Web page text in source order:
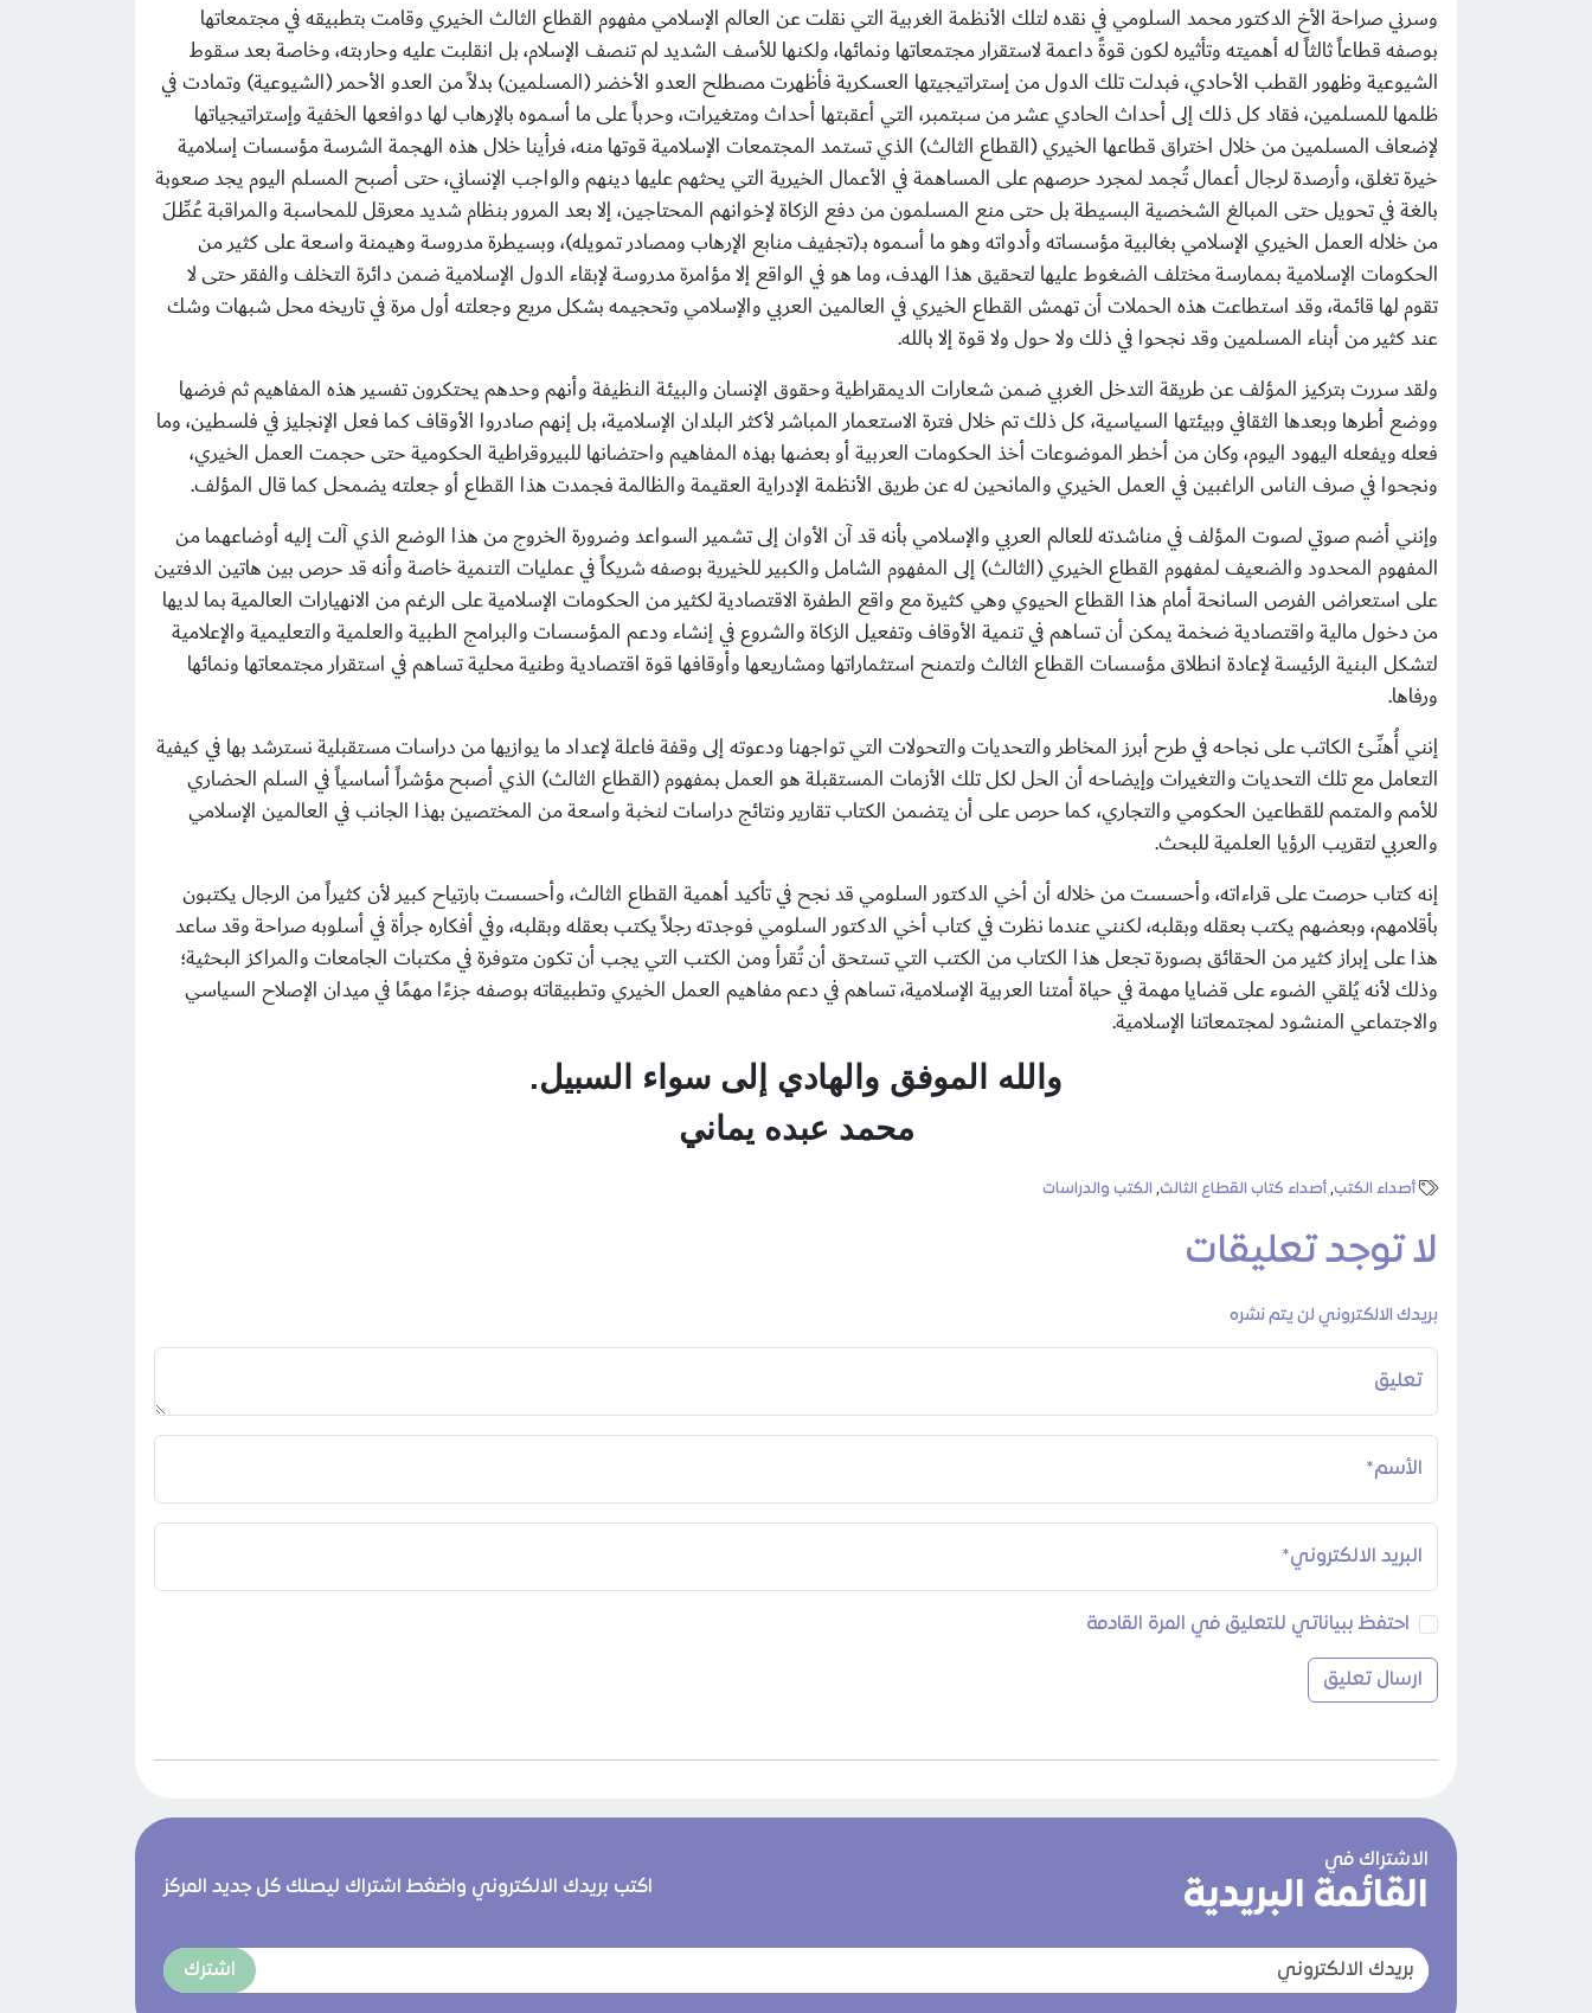
وسرني صراحة الأخ الدكتور محمد السلومي في نقده لتلك الأنظمة الغربية التي نقلت عن العالم الإسلامي مفهوم القطاع الثالث الخيري وقامت بتطبيقه في مجتمعاتها
بوصفه قطاعاً ثالثاً له أهميته وتأثيره لكون قوةً داعمة لاستقرار مجتمعاتها ونمائها، ولكنها للأسف الشديد لم تنصف الإسلام، بل انقلبت عليه وحاربته، وخاصة بعد سقوط
الشيوعية وظهور القطب الأحادي، فبدلت تلك الدول من إستراتيجيتها العسكرية فأظهرت مصطلح العدو الأخضر (المسلمين) بدلاً من العدو الأحمر (الشيوعية) وتمادت في
ظلمها للمسلمين، فقاد كل ذلك إلى أحداث الحادي عشر من سبتمبر، التي أعقبتها أحداث ومتغيرات، وحرباً على ما أسموه بالإرهاب لها دوافعها الخفية وإستراتيجياتها
لإضعاف المسلمين من خلال اختراق قطاعها الخيري (القطاع الثالث) الذي تستمد المجتمعات الإسلامية قوتها منه، فرأينا خلال هذه الهجمة الشرسة مؤسسات إسلامية
خيرة تغلق، وأرصدة لرجال أعمال تُجمد لمجرد حرصهم على المساهمة في الأعمال الخيرية التي يحثهم عليها دينهم والواجب الإنساني، حتى أصبح المسلم اليوم يجد صعوبة
بالغة في تحويل حتى المبالغ الشخصية البسيطة بل حتى منع المسلمون من دفع الزكاة لإخوانهم المحتاجين، إلا بعد المرور بنظام شديد معرقل للمحاسبة والمراقبة عُطِّـلَ
من خلاله العمل الخيري الإسلامي بغالبية مؤسساته وأدواته وهو ما أسموه بــ(تجفيف منابع الإرهاب ومصادر تمويله)، وبسيطرة مدروسة وهيمنة واسعة على كثير من
الحكومات الإسلامية بممارسة مختلف الضغوط عليها لتحقيق هذا الهدف، وما هو في الواقع إلا مؤامرة مدروسة لإبقاء الدول الإسلامية ضمن دائرة التخلف والفقر حتى لا
تقوم لها قائمة، وقد استطاعت هذه الحملات أن تهمش القطاع الخيري في العالمين العربي والإسلامي وتحجيمه بشكل مريع وجعلته أول مرة في تاريخه محل شبهات وشك
عند كثير من أبناء المسلمين وقد نجحوا في ذلك ولا حول ولا قوة إلا بالله.
ولقد سررت بتركيز المؤلف عن طريقة التدخل الغربي ضمن شعارات الديمقراطية وحقوق الإنسان والبيئة النظيفة وأنهم وحدهم يحتكرون تفسير هذه المفاهيم ثم فرضها
ووضع أطرها وبعدها الثقافي وبيئتها السياسية، كل ذلك تم خلال فترة الاستعمار المباشر لأكثر البلدان الإسلامية، بل إنهم صادروا الأوقاف كما فعل الإنجليز في فلسطين، وما
فعله ويفعله اليهود اليوم، وكان من أخطر الموضوعات أخذ الحكومات العربية أو بعضها بهذه المفاهيم واحتضانها للبيروقراطية الحكومية حتى حجمت العمل الخيري،
ونجحوا في صرف الناس الراغبين في العمل الخيري والمانحين له عن طريق الأنظمة الإدراية العقيمة والظالمة فجمدت هذا القطاع أو جعلته يضمحل كما قال المؤلف.
وإنني أضم صوتي لصوت المؤلف في مناشدته للعالم العربي والإسلامي بأنه قد آن الأوان إلى تشمير السواعد وضرورة الخروج من هذا الوضع الذي آلت إليه أوضاعهما من
المفهوم المحدود والضعيف لمفهوم القطاع الخيري (الثالث) إلى المفهوم الشامل والكبير للخيرية بوصفه شريكاً في عمليات التنمية خاصة وأنه قد حرص بين هاتين الدفتين
على استعراض الفرص السانحة أمام هذا القطاع الحيوي وهي كثيرة مع واقع الطفرة الاقتصادية لكثير من الحكومات الإسلامية على الرغم من الانهيارات العالمية بما لديها
من دخول مالية واقتصادية ضخمة يمكن أن تساهم في تنمية الأوقاف وتفعيل الزكاة والشروع في إنشاء ودعم المؤسسات والبرامج الطبية والعلمية والتعليمية والإعلامية
لتشكل البنية الرئيسة لإعادة انطلاق مؤسسات القطاع الثالث ولتمنح استثماراتها ومشاريعها وأوقافها قوة اقتصادية وطنية محلية تساهم في استقرار مجتمعاتها ونمائها
ورفاها.
إنني أُهنِّــئ الكاتب على نجاحه في طرح أبرز المخاطر والتحديات والتحولات التي تواجهنا ودعوته إلى وقفة فاعلة لإعداد ما يوازيها من دراسات مستقبلية نسترشد بها في كيفية
التعامل مع تلك التحديات والتغيرات وإيضاحه أن الحل لكل تلك الأزمات المستقبلة هو العمل بمفهوم (القطاع الثالث) الذي أصبح مؤشراً أساسياً في السلم الحضاري
للأمم والمتمم للقطاعين الحكومي والتجاري، كما حرص على أن يتضمن الكتاب تقارير ونتائج دراسات لنخبة واسعة من المختصين بهذا الجانب في العالمين الإسلامي
والعربي لتقريب الرؤيا العلمية للبحث.
إنه كتاب حرصت على قراءاته، وأحسست من خلاله أن أخي الدكتور السلومي قد نجح في تأكيد أهمية القطاع الثالث، وأحسست بارتياح كبير لأن كثيراً من الرجال يكتبون
بأقلامهم، وبعضهم يكتب بعقله وبقلبه، لكنني عندما نظرت في كتاب أخي الدكتور السلومي فوجدته رجلاً يكتب بعقله وبقلبه، وفي أفكاره جرأة في أسلوبه صراحة وقد ساعد
هذا على إبراز كثير من الحقائق بصورة تجعل هذا الكتاب من الكتب التي تستحق أن تُقرأ ومن الكتب التي يجب أن تكون متوفرة في مكتبات الجامعات والمراكز البحثية؛
وذلك لأنه يُلقي الضوء على قضايا مهمة في حياة أمتنا العربية الإسلامية، تساهم في دعم مفاهيم العمل الخيري وتطبيقاته بوصفه جزءًا مهمًا في ميدان الإصلاح السياسي
والاجتماعي المنشود لمجتمعاتنا الإسلامية.
والله الموفق والهادي إلى سواء السبيل.
محمد عبده يماني
أصداء الكتب,أصداء كتاب القطاع الثالث, الكتب والدراسات
لا توجد تعليقات
بريدك الالكتروني لن يتم نشره
تعليق
الأسم*
البريد الالكتروني*
احتفظ ببياناتي للتعليق في المرة القادمة
الاشتراك في
القائمة البريدية اكتب بريدك الالكتروني واضغط اشتراك ليصلك كل جديد المركز
اشترك